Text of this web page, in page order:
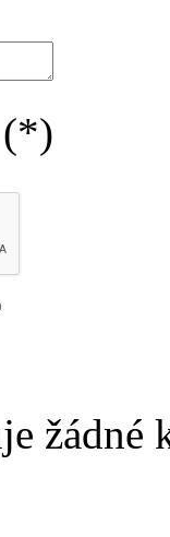
(*)
žádné